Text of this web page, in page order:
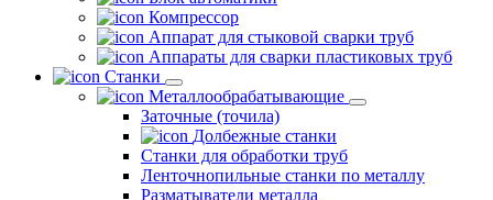
Компрессор
Аппарат для стыковой сварки труб
Аппараты для сварки пластиковых труб
Станки
Металлообрабатывающие
Заточные (точила)
Долбежные станки
Станки для обработки труб
Ленточнопильные станки по металлу
Разматыватели металла